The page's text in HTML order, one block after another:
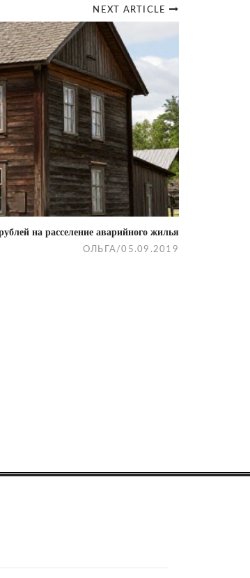
NEXT ARTICLE
на расселение аварийного жилья
ОЛЬГА /05.09.2019